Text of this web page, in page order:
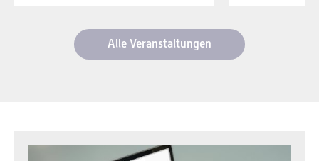
Alle Veranstaltungen